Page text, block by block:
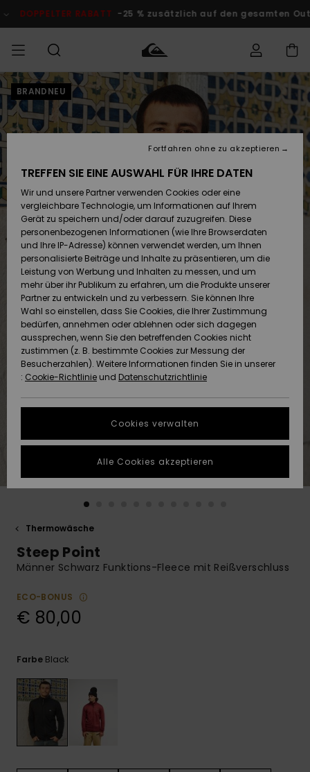
Produktinformation
DOPPELTER RABATT -25 % zusätzlich auf den gesamten
MÄNNER Kleidung
Accessoires
Schuhe&
Flip-Flops
Surf
Snow
Brandneu
Highlights
JUNGEN
Kleidung
Accessoires
Schuhe&
Flip-Flops
Surf
Snow
Brandneu
Highlights
FRAUEN
Shop
Brandneu
Highlights
Snow
SURF
Surf Shop
Männer
Kinder
Highlights
Community
SNOW
Snow Shop
Männer
Kinder
Snow Shop
Damen
Highlights
Community
DOPPELTER
RABATT
Outlet
Herren
KINDER
Outlet
Frauen
HILFE & KONTAKT
Auf meine
Bestellung
zugreifen
Versand
Retouren
Bezahlung
Geschenkkarte
Quiksilver
Freedom
Datenschutz
Starten Sie eine
Unterhaltung,
schnellste
Antwort auf Ihre
Frage zu
Finden Sie
NACHHALTIGKEIT
WUNSCHLISTE
BRANDNEU
Thermowäsche
Steep Point
Männer Schwarz Funktions-Fleece mit Reißverschluss
ECO-BONUS
€ 80,00
Farbe Black
TREFFEN SIE EINE AUSWAHL FÜR IHRE DATEN
Wir und unsere Partner verwenden Cookies oder eine
vergleichbare Technologie, um Informationen auf Ihrem
Gerät zu speichern und/oder darauf zuzugreifen. Diese
personenbezogenen Informationen (wie Ihre Browserdaten
und Ihre IP-Adresse) können verwendet werden, um Ihnen
personalisierte Beiträge und Inhalte zu präsentieren, um die
Leistung von Werbung und Inhalten zu messen, und um
mehr über ihr Publikum zu erfahren, um die Produkte unserer
Partner zu entwickeln und zu verbessern. Sie können Ihre
Wahl so einstellen, dass Sie Cookies, die Ihrer Zustimmung
bedürfen, annehmen oder ablehnen oder sich dagegen
aussprechen, wenn Sie den betreffenden Cookies nicht
zustimmen (z. B. bestimmte Cookies zur Messung der
Besucherzahlen). Weitere Informationen finden Sie in unserer
: Cookie-Richtlinie und Datenschutzrichtlinie
Cookies verwalten
Fortfahren ohne zu akzeptieren
Alle Cookies akzeptieren